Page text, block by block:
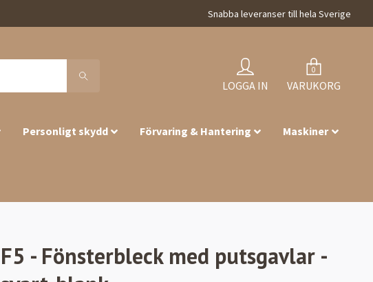
Snabba leveranser till hela Sverige
LOGGA IN
0
VARUKORG
Personligt skydd Förvaring & Hantering Maskiner
F5 - Fönsterbleck med putsgavlar -